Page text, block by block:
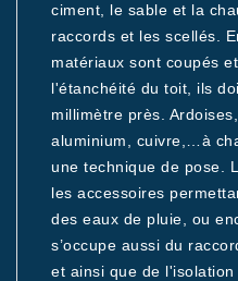
ciment, le sable et la
raccords et les scellés.
matériaux sont coupés
l'étanchéité du toit, ils
millimètre près.
aluminium, cuivre,…à
une technique de pose.
les accessoires
des eaux de pluie, ou
s’occupe aussi du
et ainsi que de l'isolation